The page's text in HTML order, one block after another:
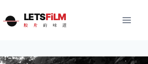
LETSFiLM
胶 片 的 味 道